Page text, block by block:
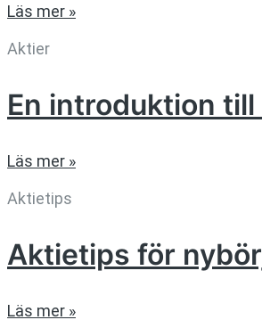
Läs mer »
Aktier
En introduktion
Läs mer »
Aktietips
Aktietips för
Läs mer »